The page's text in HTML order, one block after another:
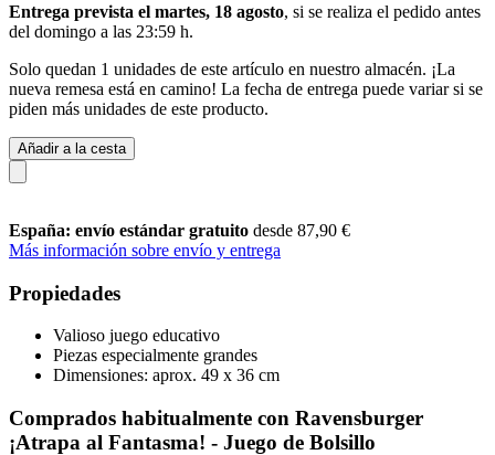
Entrega prevista el martes, 18 agosto, si se realiza el pedido antes
del domingo a las 23:59 h.
Solo quedan 1 unidades de este artículo en nuestro almacén. ¡La
nueva remesa está en camino! La fecha de entrega puede variar si se
piden más unidades de este producto.
Añadir a la cesta
España: envío estándar gratuito desde 87,90 €
Más información sobre envío y entrega
Propiedades
Valioso juego educativo
Piezas especialmente grandes
Dimensiones: aprox. 49 x 36 cm
Comprados habitualmente con Ravensburger
¡Atrapa al Fantasma! - Juego de Bolsillo